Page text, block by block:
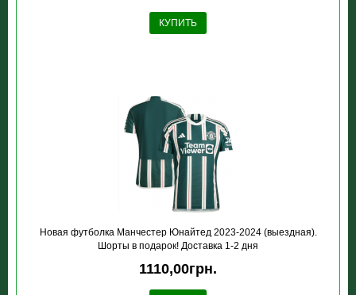
КУПИТЬ
Новая футболка Манчестер Юнайтед 2023-2024 (выездная).
Шорты в подарок! Доставка 1-2 дня
1110,00грн.